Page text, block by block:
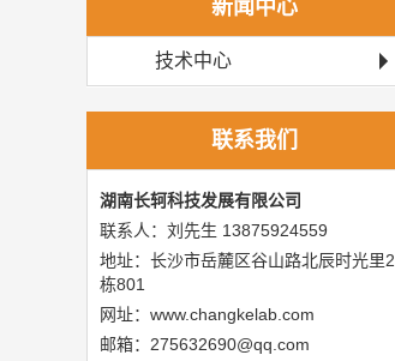
新闻中心
技术中心
联系我们
湖南长轲科技发展有限公司
联系人：刘先生 13875924559
地址：长沙市岳麓区谷山路北辰时光里2
栋801
网址：www.changkelab.com
邮箱：275632690@qq.com